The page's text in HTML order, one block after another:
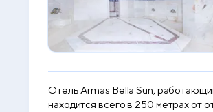
Отель Armas Bella Sun,
находится всего в 250 метрах от